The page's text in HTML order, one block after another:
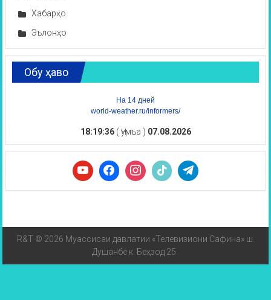
Хабарҳо
Эълонҳо
Обу ҳаво
На 14 дней
world-weather.ru/informers/
18:19:37( Ҷумъа ) 07.08.2026
R&T © 2026 Муассисаи давлатии «Телевизиони Сафина» ш.
Душанбе к. Беҳзод 25.